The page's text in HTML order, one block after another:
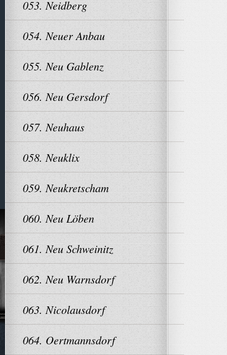
053. Neidberg
054. Neuer Anbau
055. Neu Gablenz
056. Neu Gersdorf
057. Neuhaus
058. Neuklix
059. Neukretscham
060. Neu Löben
061. Neu Schweinitz
062. Neu Warnsdorf
063. Nicolausdorf
064. Oertmannsdorf